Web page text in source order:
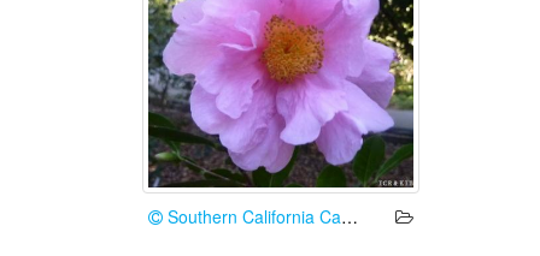
Southern California Camellia Society